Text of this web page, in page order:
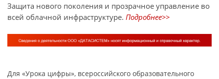
Защита нового поколения и прозрачное управление во
всей облачной инфраструктуре. Подробнее>>
Для «Урока цифры», всероссийского образовательного